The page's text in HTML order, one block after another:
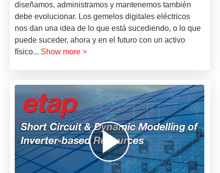
diseñamos, administramos y mantenemos también
debe evolucionar. Los gemelos digitales eléctricos
nos dan una idea de lo que está sucediendo, o lo que
puede suceder, ahora y en el futuro con un activo
físico... Show more >